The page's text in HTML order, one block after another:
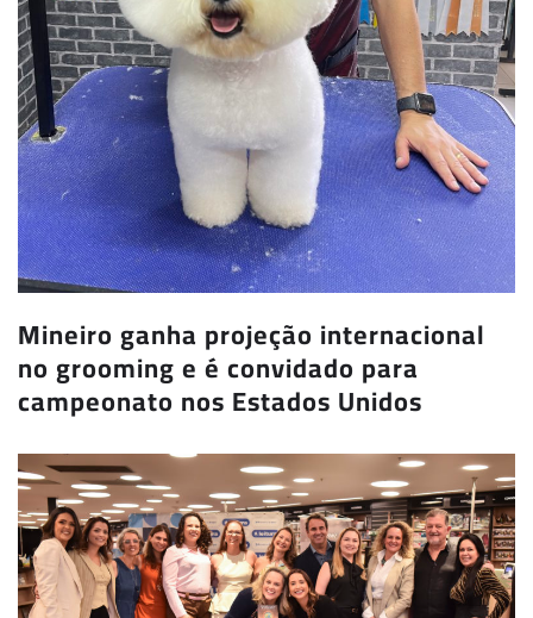
Mineiro ganha projeção internacional
no grooming e é convidado para
campeonato nos Estados Unidos